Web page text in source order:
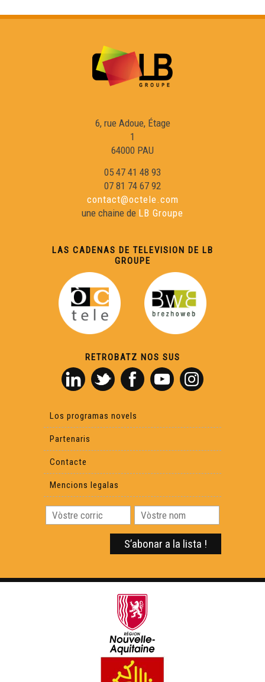
6, rue Adoue, Étage
1
64000 PAU
05 47 41 48 93
07 81 74 67 92
contact@octele.com
une chaine de LB Groupe
LAS CADENAS DE TELEVISION DE LB
GROUPE
RETROBATZ NOS SUS
Los programas novels
Partenaris
Contacte
Mencions legalas